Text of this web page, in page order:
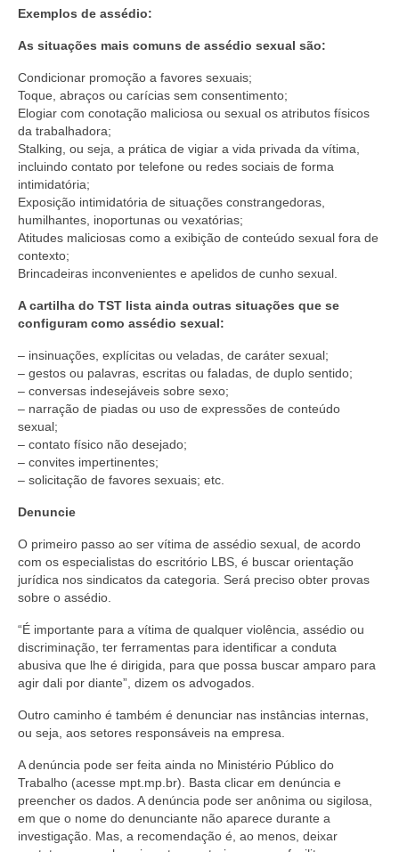
Exemplos de assédio:
As situações mais comuns de assédio sexual são:
Condicionar promoção a favores sexuais;
Toque, abraços ou carícias sem consentimento;
Elogiar com conotação maliciosa ou sexual os atributos físicos
da trabalhadora;
Stalking, ou seja, a prática de vigiar a vida privada da vítima,
incluindo contato por telefone ou redes sociais de forma
intimidatória;
Exposição intimidatória de situações constrangedoras,
humilhantes, inoportunas ou vexatórias;
Atitudes maliciosas como a exibição de conteúdo sexual fora de
contexto;
Brincadeiras inconvenientes e apelidos de cunho sexual.
A cartilha do TST lista ainda outras situações que se
configuram como assédio sexual:
– insinuações, explícitas ou veladas, de caráter sexual;
– gestos ou palavras, escritas ou faladas, de duplo sentido;
– conversas indesejáveis sobre sexo;
– narração de piadas ou uso de expressões de conteúdo
sexual;
– contato físico não desejado;
– convites impertinentes;
– solicitação de favores sexuais; etc.
Denuncie
O primeiro passo ao ser vítima de assédio sexual, de acordo
com os especialistas do escritório LBS, é buscar orientação
jurídica nos sindicatos da categoria. Será preciso obter provas
sobre o assédio.
“É importante para a vítima de qualquer violência, assédio ou
discriminação, ter ferramentas para identificar a conduta
abusiva que lhe é dirigida, para que possa buscar amparo para
agir dali por diante”, dizem os advogados.
Outro caminho é também é denunciar nas instâncias internas,
ou seja, aos setores responsáveis na empresa.
A denúncia pode ser feita ainda no Ministério Público do
Trabalho (acesse mpt.mp.br). Basta clicar em denúncia e
preencher os dados. A denúncia pode ser anônima ou sigilosa,
em que o nome do denunciante não aparece durante a
investigação. Mas, a recomendação é, ao menos, deixar